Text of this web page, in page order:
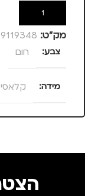
הוספה לסל
מק”ט:
צבע חום
מידה קלאסי 4-7
מותגים